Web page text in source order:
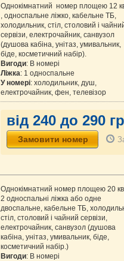
Однокімнатний номер площею 12
, односпальне ліжко, кабельне ТБ,
холодильник, стіл, столовий і
сервізи, електрочайник, санвузол
(душова кабіна, унітаз, умивальник,
біде, косметичний набір).
Вигоди: В номері
Ліжка: 1 односпальне
У номері: холодильник, душ,
електрочайник, фен, телевізор
від 240 до 290
Однокімнатний номер площею 20
2 односпальні ліжка або одне
двоспальне, кабельне ТБ,
стіл, столовий і чайний сервізи,
електрочайник, санвузол (душова
кабіна, унітаз, умивальник, біде,
косметичний набір.)
Вигоди: В номері